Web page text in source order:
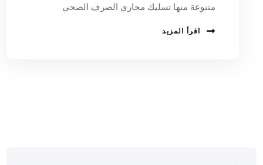
متنوعة منها تسليك مجاري الصرف الصحي
اقرأ المزيد